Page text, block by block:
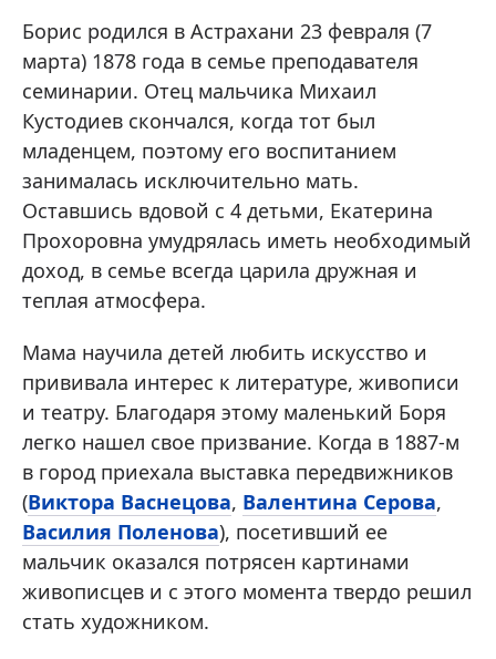
Борис родился в Астрахани 23 февраля (7
марта) 1878 года в семье преподавателя
семинарии. Отец мальчика Михаил
Кустодиев скончался, когда тот был
младенцем, поэтому его воспитанием
занималась исключительно мать.
Оставшись вдовой с 4 детьми, Екатерина
Прохоровна умудрялась иметь необходимый
доход, в семье всегда царила дружная и
теплая атмосфера.
Мама научила детей любить искусство и
прививала интерес к литературе, живописи
и театру. Благодаря этому маленький Боря
легко нашел свое призвание. Когда в 1887-м
в город приехала выставка передвижников
(Виктора Васнецова, Валентина Серова,
Василия Поленова), посетивший ее
мальчик оказался потрясен картинами
живописцев и с этого момента твердо решил
стать художником.